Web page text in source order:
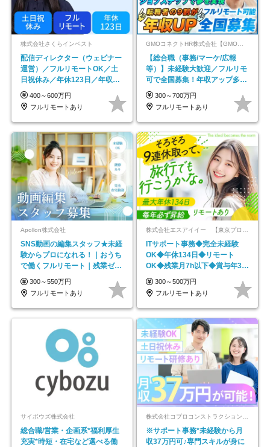
株式会社さくらインベスト
配信ディレクター（ウェビナー
運営）／フルリモートOK／土
日祝休み／年休123日／年収
600万円可
400～600万円
フルリモートあり
GMOコネクトHR株式会社【GMOインターネットグループ】
【総合職（事務/マーケ/広報
等）】未経験大歓迎／フルリモ
可で全国募集！年収アップ多数
★年休最大130日★
300～700万円
フルリモートあり
Apollon株式会社
SNS動画の編集スタッフ★未経
験からプロになれる！｜おうち
で働くフルリモート｜残業ゼロ
で18時退勤◎
300～550万円
フルリモートあり
ITサポート事務◆完全未経験
OK◆年休134日◆リモート
OK◆残業月7h以下◆賞与年3回
◆5年目まで必ず昇給
300～500万円
フルリモートあり
サイボウズ株式会社
総合職/営業・企画系*福利厚生
充実*時短・在宅など選べる働
※サポート事務*未経験から月
収37万円可♪専門スキルが身に